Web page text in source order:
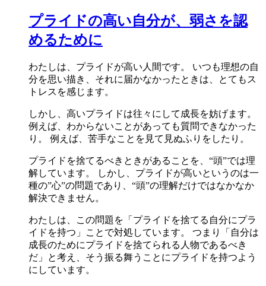
プライドの高い自分が、弱さを認
めるために
わたしは、プライドが高い人間です。 いつも理想の自
分を思い描き、それに届かなかったときは、とてもス
トレスを感じます。
しかし、高いプライドは往々にして成長を妨げます。
例えば、わからないことがあっても質問できなかった
り。 例えば、苦手なことを見て見ぬふりをしたり。
プライドを捨てるべきときがあることを、“頭”では理
解しています。 しかし、プライドが高いというのは一
種の”心”の問題であり、“頭”の理解だけではなかなか
解決できません。
わたしは、この問題を「プライドを捨てる自分にプラ
イドを持つ」ことで対処しています。 つまり「自分は
成長のためにプライドを捨てられる人物であるべき
だ」と考え、そう振る舞うことにプライドを持つよう
にしています。